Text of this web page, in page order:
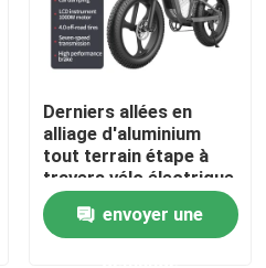
Derniers allées en
alliage d'aluminium
tout terrain étape à
travers vélo électrique
pour les affaires et les
voyagesenvoyer une